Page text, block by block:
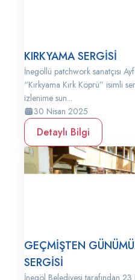
KIRKYAMA SERGİSİ
İnegöllü patchwork sanatçısı
“Kırkyama Kırk Köprü” isimli
izlenime sun...
30 Nisan 2025
Detaylı Bilgi
GEÇMİŞTEN
SERGİSİ
İnegöl Belediyesi tarafından